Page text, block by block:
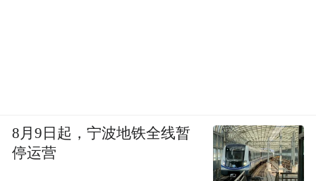
8月9日起，宁波地铁全线暂
停运营